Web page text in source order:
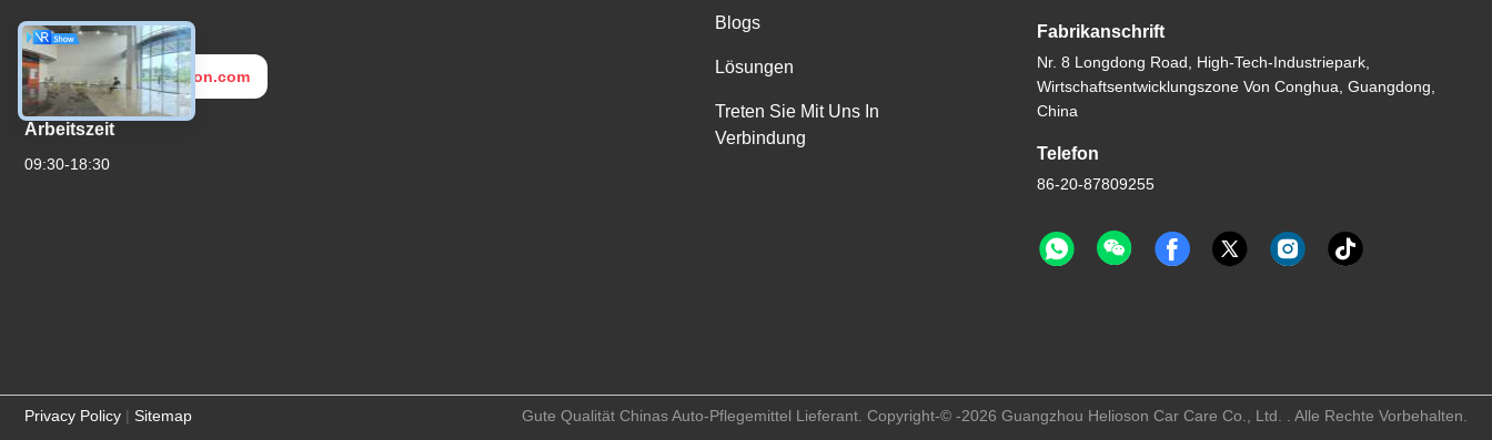
E-Mail
export3@helioson.com
Arbeitszeit
09:30-18:30
Blogs
Lösungen
Treten Sie Mit Uns In
Verbindung
Fabrikanschrift
Nr. 8 Longdong Road, High-Tech-Industriepark,
Wirtschaftsentwicklungszone Von Conghua, Guangdong,
China
Telefon
86-20-87809255
Privacy Policy | Sitemap Gute Qualität Chinas Auto-Pflegemittel Lieferant. Copyright-© -2026 Guangzhou Helioson Car Care Co., Ltd. . Alle Rechte Vorbehalten.